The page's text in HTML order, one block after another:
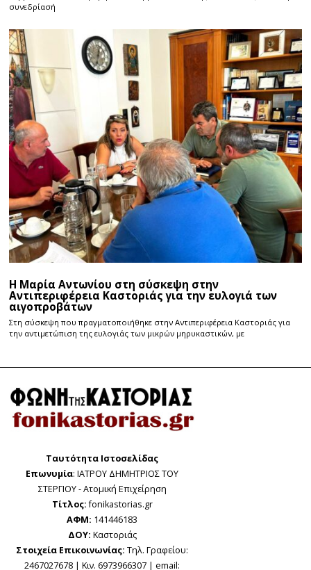
συνεδρίασή
Η Μαρία Αντωνίου στη σύσκεψη στην
Αντιπεριφέρεια Καστοριάς για την ευλογιά των
αιγοπροβάτων
Στη σύσκεψη που πραγματοποιήθηκε στην Αντιπεριφέρεια Καστοριάς για
την αντιμετώπιση της ευλογιάς των μικρών μηρυκαστικών, με
Ταυτότητα Ιστοσελίδας
Επωνυμία: ΙΑΤΡΟΥ ΔΗΜΗΤΡΙΟΣ ΤΟΥ
ΣΤΕΡΓΙΟΥ - Ατομική Επιχείρηση
Τίτλος:fonikastorias.gr
ΑΦΜ: 141446183
ΔΟΥ: Καστοριάς
Στοιχεία Επικοινωνίας: Τηλ. Γραφείου:
2467027678 | Κιν. 6973966307 | email: